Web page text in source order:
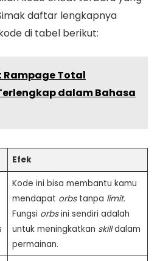
daftar lengkapnya
di tabel berikut:
Rampage Total
dalam Bahasa
Efek
Kode ini bisa membantu kamu
mendapat orbstanpa limit.
Fungsi orbsini sendiri adalah
untuk meningkatkan skilldalam
permainan.